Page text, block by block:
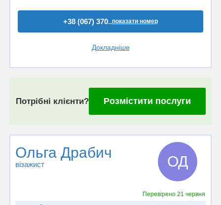
+38 (067) 370..показати номер
Докладніше
Потрібні клієнти? Розмістити послуги
Ольга Драбич
візажист ОД
Перевірено21 червня